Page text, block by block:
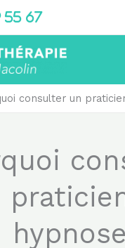
55 67
consulter un
hypnose